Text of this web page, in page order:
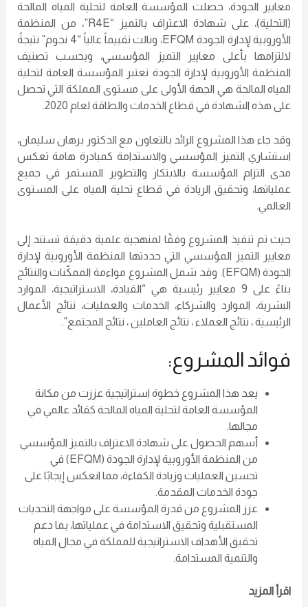
معايير الجودة، حصلت المؤسسة العامة لتحلية المياه المالحة
(التحلية)، على شهادة الاعتراف بالتميز “R4E”، من المنظمة
الأوروبية لإدارة الجودة EFQM، ونالت تقييماً عالياً “4 نجوم” نتيجةً
لالتزامها بأعلى معايير التميز المؤسسي، وبحسب تصنيف
المنظمة الأوروبية لإدارة الجودة تعتبر المؤسسة العامة لتحلية
المياه المالحة هي الجهة الأولى على مستوى المملكة التي تحصل
على هذه الشهادة في قطاع الخدمات والطاقة لعام 2020.
وقد جاء هذا المشروع الرائد بالتعاون مع الدكتور برهان سليمان،
استشاري التميز المؤسسي والاستدامة كمبادرة هامة تعكس
مدى التزام المؤسسة بالابتكار والتطوير المستمر في جميع
عملياتها، وتحقيق الريادة في قطاع تحلية المياه على المستوى
العالمي.
حيث تم تنفيذ المشروع وفقًا لمنهجية علمية دقيقة تستند إلى
معايير التميز المؤسسي التي حددتها المنظمة الأوروبية لإدارة
الجودة (EFQM). وقد شمل المشروع مواءمة الممكّنات والنتائج
بناءً على 9 معايير رئيسية هي “القيادة، الاستراتيجية، الموارد
البشرية، الموارد والشركاء، الخدمات والعمليات، نتائج الأعمال
الرئيسية ، نتائج العملاء ، نتائج العاملين ، نتائج المجتمع”.
فوائد المشروع:
يعد هذا المشروع خطوة استراتيجية عززت من مكانة
المؤسسة العامة لتحلية المياه المالحة كقائد عالمي في
مجالها.
أسهم الحصول على شهادة الاعتراف بالتميز المؤسسي
من المنظمة الأوروبية لإدارة الجودة (EFQM) في
تحسين العمليات وزيادة الكفاءة، مما انعكس إيجابًا على
جودة الخدمات المقدمة.
عزز المشروع من قدرة المؤسسة على مواجهة التحديات
المستقبلية وتحقيق الاستدامة في عملياتها، بما دعم
تحقيق الأهداف الاستراتيجية للمملكة في مجال المياه
والتنمية المستدامة.
اقرأ المزيد